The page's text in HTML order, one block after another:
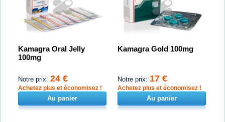
Kamagra Oral Jelly
100mg
Notre prix: 24 €
Achetez plus et économisez !
Au panier
Kamagra Gold 100mg
Notre prix: 17 €
Achetez plus et économisez !
Au panier